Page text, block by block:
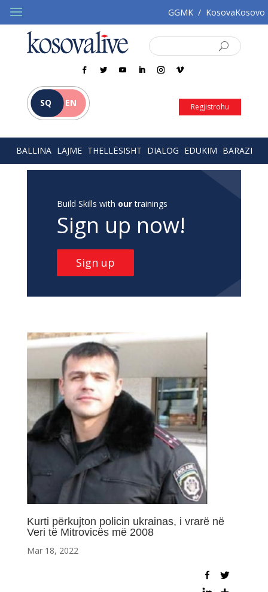
GGMK / KosovaKosovo
SQ EN Regjistrohu
BALLINA LAJME THELLËSISHT DIALOG EDUKIM BARAZI
Build Skills with ourtrainings
Sign up now!
Sign up
Kurti përkujton policin ukrainas, i vrarë në
Veri të Mitrovicës më 2008
Mar 18, 2022